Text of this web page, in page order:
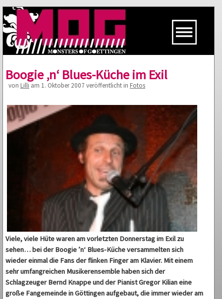
Boogie ‚n‘ Blues-Küche im Exil
von Lilli am 1. Oktober 2007 veröffentlicht in Fotos
Viele, viele Hüte waren am vorletzten Donnerstag im Exil zu
sehen… bei der Boogie ’n‘ Blues-Küche versammelten sich
wieder einmal die Fans der flinken Finger am Klavier. Mit einem
sehr umfangreichen Musikerensemble haben sich der
Schlagzeuger Bernd Knappe und der Pianist Gregor Kilian eine
große Fangemeinde in Göttingen aufgebaut, die immer wieder am